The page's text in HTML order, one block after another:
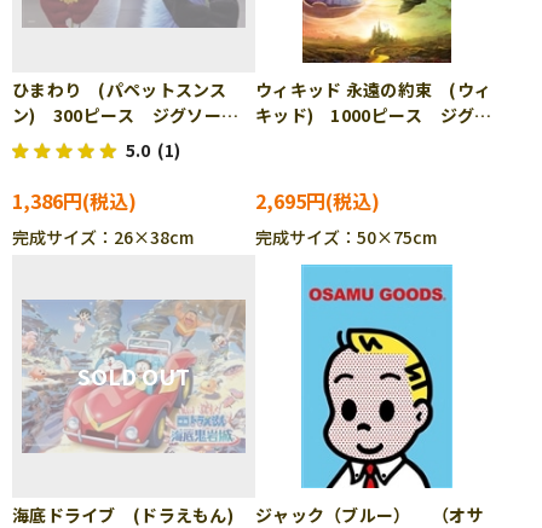
ひまわり (パペットスンス
ン) 300ピース ジグソーパ
ズル ENS-300-3306
5.0 (1)
1,386円
完成サイズ：26×38cm
ウィキッド 永遠の約束 (ウィ
キッド) 1000ピース ジグソ
2,695円
完成サイズ：50×75cm
海底ドライブ (ドラえもん)
ジャック（ブルー） （オサ